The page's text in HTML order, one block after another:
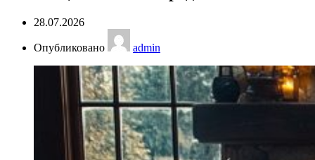
28.07.2026
Опубликовано admin